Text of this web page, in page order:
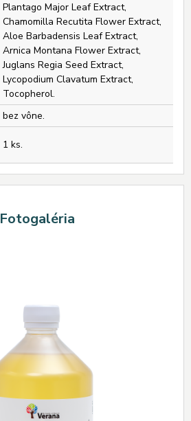
Plantago Major Leaf Extract,
Chamomilla Recutita Flower Extract,
Aloe Barbadensis Leaf Extract,
Arnica Montana Flower Extract,
Juglans Regia Seed Extract,
Lycopodium Clavatum Extract,
Tocopherol.
bez vône.
1 ks.
Fotogaléria